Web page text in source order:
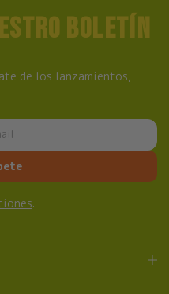
BOLETÍN
de los lanzamientos,
.